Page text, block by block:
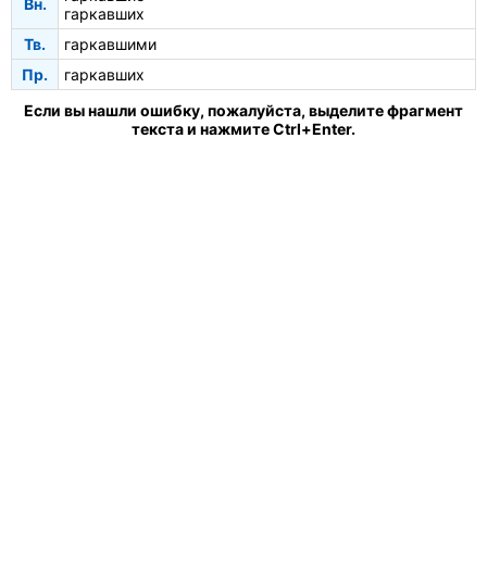
Вн.
гаркавших
Тв.
гаркавшими
Пр.
гаркавших
Если вы нашли ошибку, пожалуйста, выделите фрагмент
текста и нажмите Ctrl+Enter.